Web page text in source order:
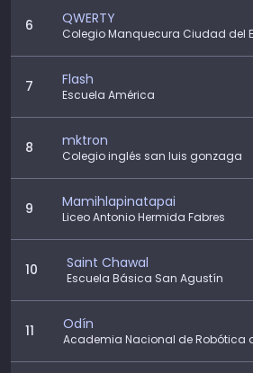
6 QWERTY
Colegio Manquecura Ciudad del
7 Flash
Escuela América
8 mktron
Colegio inglés san luis gonzaga
9 Mamihlapinatapai
Liceo Antonio Hermida Fabres
10 Saint Chawal
Escuela Básica San Agustín
11 Odín
Academia Nacional de Robótica